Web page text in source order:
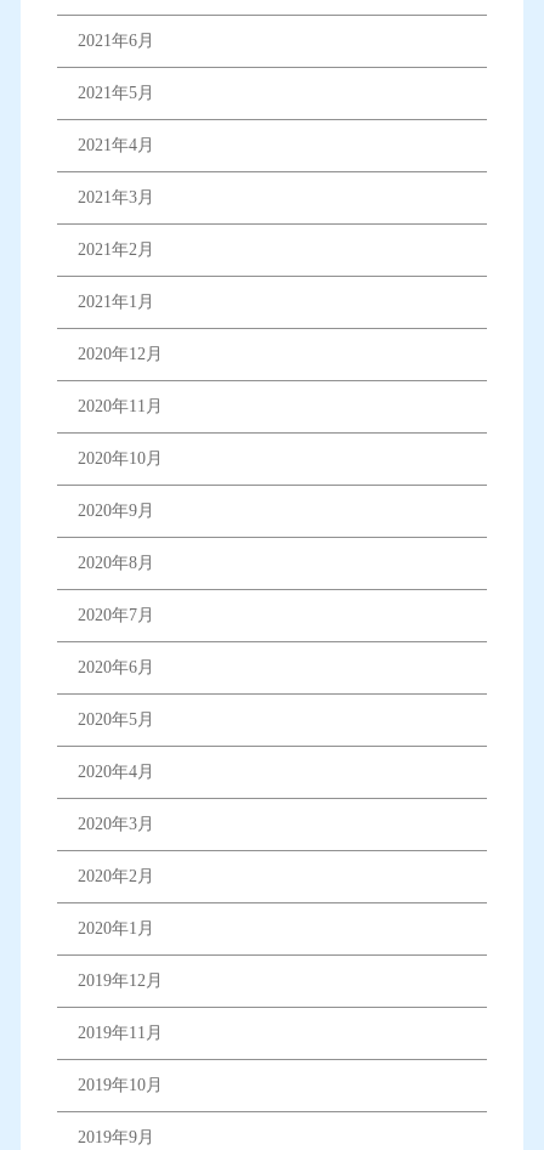
2021年6月
2021年5月
2021年4月
2021年3月
2021年2月
2021年1月
2020年12月
2020年11月
2020年10月
2020年9月
2020年8月
2020年7月
2020年6月
2020年5月
2020年4月
2020年3月
2020年2月
2020年1月
2019年12月
2019年11月
2019年10月
2019年9月